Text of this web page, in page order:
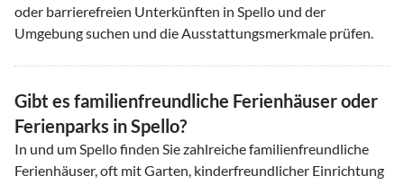
oder barrierefreien Unterkünften in Spello und der
Umgebung suchen und die Ausstattungsmerkmale prüfen.
Gibt es familienfreundliche Ferienhäuser oder
Ferienparks in Spello?
In und um Spello finden Sie zahlreiche familienfreundliche
Ferienhäuser, oft mit Garten, kinderfreundlicher Einrichtung